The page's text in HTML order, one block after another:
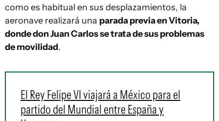
como es habitual en sus desplazamientos, la
aeronave realizará una parada previa en Vitoria,
donde don Juan Carlos se trata de sus problemas
de movilidad.
El Rey Felipe VI viajará a México para el
partido del Mundial entre España y